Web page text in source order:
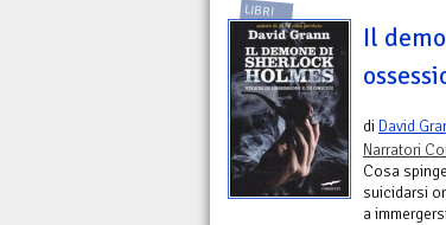
LIBRI
Il
di David
Narratori
Cosa
suicidarsi
a